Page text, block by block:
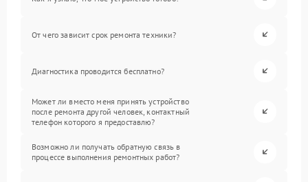
От чего зависит срок ремонта техники?
Диагностика проводится бесплатно?
Может ли вместо меня принять устройство
после ремонта другой человек, контактный
телефон которого я предоставлю?
Возможно ли получать обратную связь в
процессе выполнения ремонтных работ?